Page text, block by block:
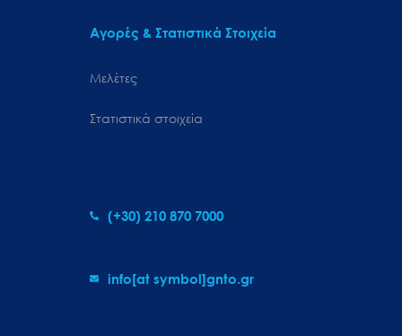
Αγορές & Στατιστικά Στοιχεία
Μελέτες
Στατιστικά στοιχεία
(+30) 210 870 7000
info[at symbol]gnto.gr